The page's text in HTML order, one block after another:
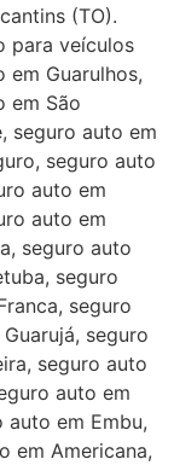
(TO).
para veículos
em Guarulhos,
em São
seguro auto em
seguro auto
auto em
auto em
seguro auto
seguro
seguro
seguro
seguro auto
auto em
auto em Embu,
em Americana,